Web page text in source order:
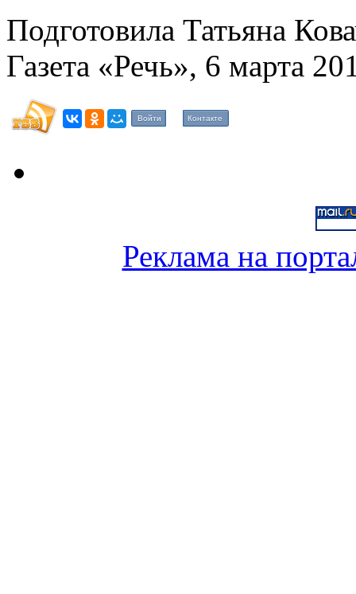
Подготовила Татьяна
Газета «Речь», 6 марта
Войти Контакте
Реклама на